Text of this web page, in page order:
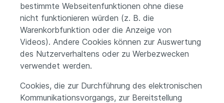
bestimmte Webseitenfunktionen ohne diese
nicht funktionieren würden (z. B. die
Warenkorbfunktion oder die Anzeige von
Videos). Andere Cookies können zur Auswertung
des Nutzerverhaltens oder zu Werbezwecken
verwendet werden.
Cookies, die zur Durchführung des elektronischen
Kommunikationsvorgangs, zur Bereitstellung